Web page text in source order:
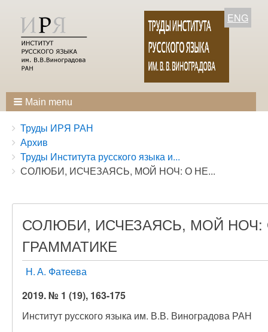
ENG
Main menu
Breadcrumbs
You
are
here:
Труды ИРЯ РАН
Архив
Труды Института русского языка и...
СОЛЮБИ, ИСЧЕЗАЯСЬ, МОЙ НОЧ: О НЕ...
СОЛЮБИ, ИСЧЕЗАЯСЬ, МОЙ
ГРАММАТИКЕ
Н. А. Фатеева
2019. № 1 (19), 163-175
Институт русского языка им. В.В. Виноградова РАН